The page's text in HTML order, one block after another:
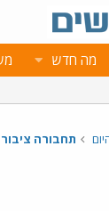
מה חדש
תחבורה